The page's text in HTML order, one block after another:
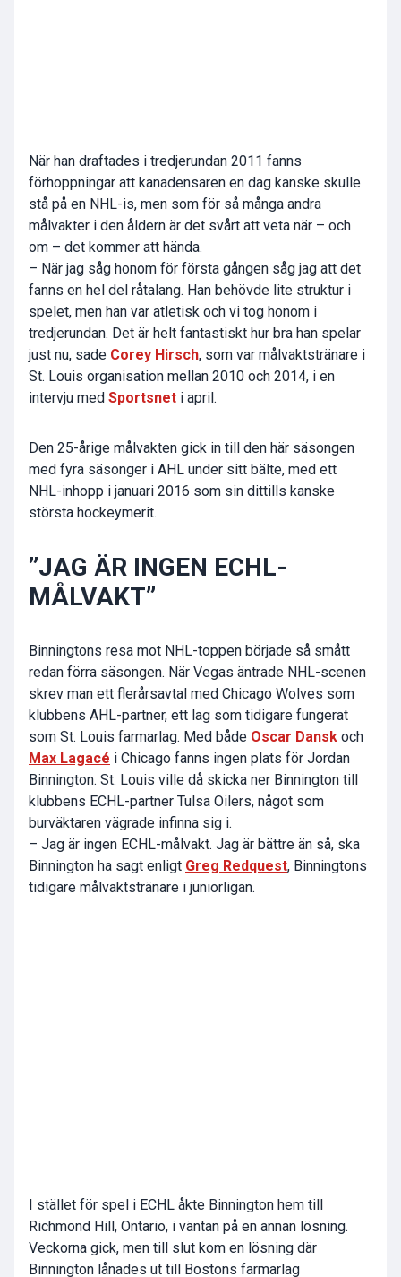
När han draftades i tredjerundan 2011 fanns
förhoppningar att kanadensaren en dag kanske skulle
stå på en NHL-is, men som för så många andra
målvakter i den åldern är det svårt att veta när – och
om – det kommer att hända.
– När jag såg honom för första gången såg jag att det
fanns en hel del råtalang. Han behövde lite struktur i
spelet, men han var atletisk och vi tog honom i
tredjerundan. Det är helt fantastiskt hur bra han spelar
just nu, sade Corey Hirsch, som var målvaktstränare i
St. Louis organisation mellan 2010 och 2014, i en
intervju med Sportsnet i april.
Den 25-årige målvakten gick in till den här säsongen
med fyra säsonger i AHL under sitt bälte, med ett
NHL-inhopp i januari 2016 som sin dittills kanske
största hockeymerit.
”JAG ÄR INGEN ECHL-
MÅLVAKT”
Binningtons resa mot NHL-toppen började så smått
redan förra säsongen. När Vegas äntrade NHL-scenen
skrev man ett flerårsavtal med Chicago Wolves som
klubbens AHL-partner, ett lag som tidigare fungerat
som St. Louis farmarlag. Med både Oscar Dansk och
Max Lagacé i Chicago fanns ingen plats för Jordan
Binnington. St. Louis ville då skicka ner Binnington till
klubbens ECHL-partner Tulsa Oilers, något som
burväktaren vägrade infinna sig i.
– Jag är ingen ECHL-målvakt. Jag är bättre än så, ska
Binnington ha sagt enligt Greg Redquest, Binningtons
tidigare målvaktstränare i juniorligan.
I stället för spel i ECHL åkte Binnington hem till
Richmond Hill, Ontario, i väntan på en annan lösning.
Veckorna gick, men till slut kom en lösning där
Binnington lånades ut till Bostons farmarlag